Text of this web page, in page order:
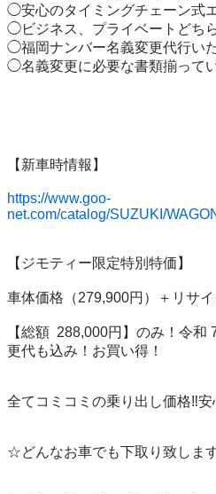
◯安心のタイミングチェーン式
◯ビジネス、プライベートどち
◯福岡ナンバー名義変更代行い
◯名義変更に必要な書類揃って
【新車時情報】
https://www.goo-
net.com/catalog/SUZUKI/
【ジモティー限定特別特価】
車体価格（279,900円）＋リサイ
【総額  288,000円】のみ！令
更代も込み！お買い得！
全てコミコミの乗り出し価格‼️
☆どんなお車でも下取り致しま